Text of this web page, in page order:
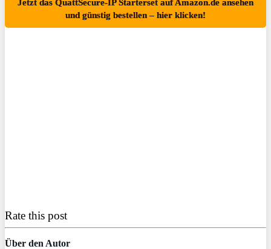
Jetzt das QuattSecure-IP Starterset auf Amazon.de ansehen
und günstig bestellen – hier klicken!
Rate this post
Über den Autor